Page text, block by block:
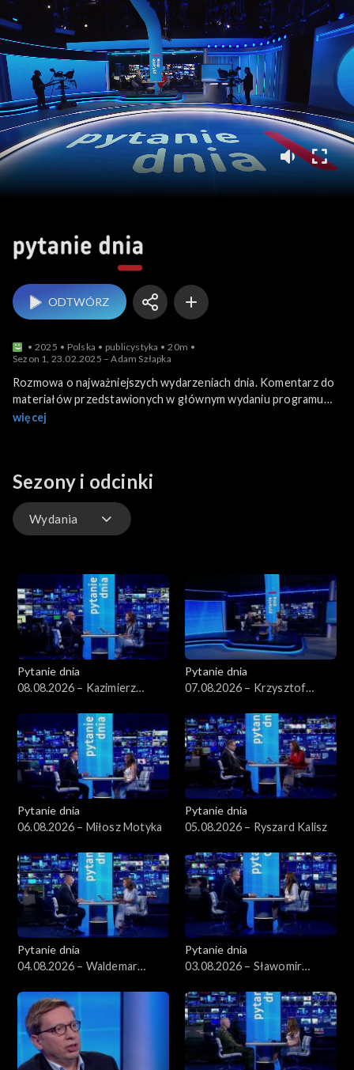
Pytanie dnia
ODTWÓRZ
2025 Polska publicystyka
20m
Sezon 1, 23.02.2025 – Adam Szłapka
Rozmowa o najważniejszych wydarzeniach dnia. Komentarz do
materiałów przedstawionych w głównym wydaniu programu
informacyjnego.
więcej
Sezony i odcinki
Wydania
Pytanie dnia
08.08.2026 – Kazimierz
Pytanie dnia
07.08.2026 – Krzysztof
Pytanie dnia
06.08.2026 – Miłosz Motyka
Pytanie dnia
05.08.2026 – Ryszard Kalisz
Pytanie dnia
04.08.2026 – Waldemar
Pytanie dnia
03.08.2026 – Sławomir